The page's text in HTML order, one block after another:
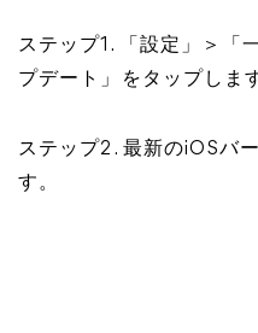
ステップ1. 「設定」＞「
プデート」をタップしま
ステップ2. 最新のiOSバ
す。